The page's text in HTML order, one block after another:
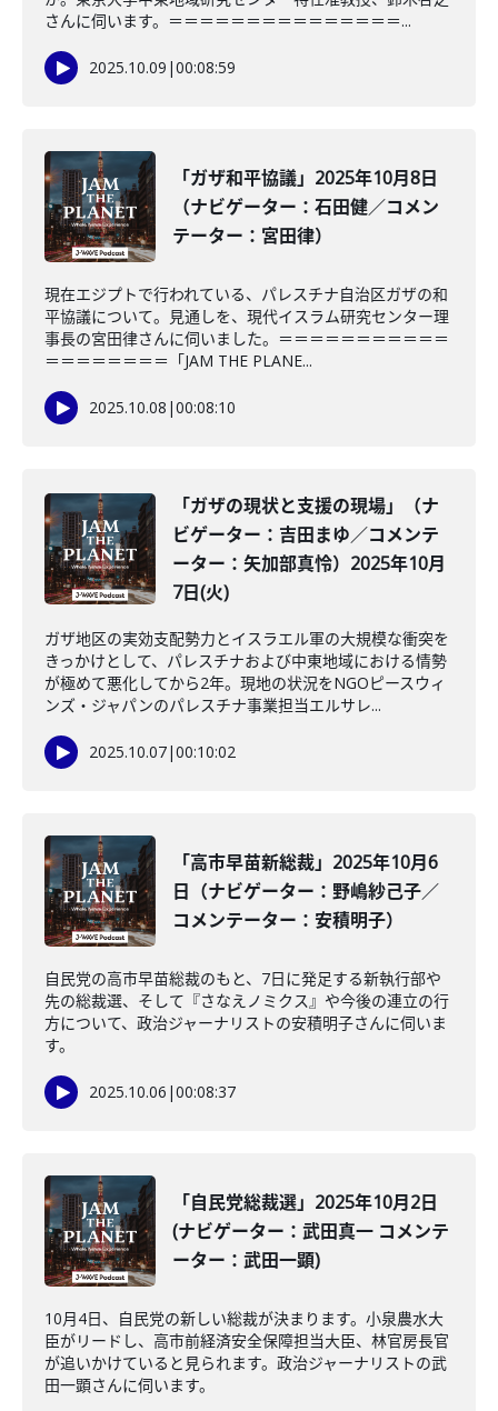
さんに伺います。＝＝＝＝＝＝＝＝＝＝＝＝＝＝＝...
2025.10.09 |00:08:59
「ガザ和平協議」2025年10月8日
（ナビゲーター：石田健／コメン
テーター：宮田律）
現在エジプトで行われている、パレスチナ自治区ガザの和
平協議について。見通しを、現代イスラム研究センター理
事長の宮田律さんに伺いました。＝＝＝＝＝＝＝＝＝＝＝
＝＝＝＝＝＝＝＝「JAM THE PLANE...
2025.10.08 |00:08:10
「ガザの現状と支援の現場」（ナ
ビゲーター：吉田まゆ／コメンテ
ーター：矢加部真怜）2025年10月
7日(火)
ガザ地区の実効支配勢力とイスラエル軍の大規模な衝突を
きっかけとして、パレスチナおよび中東地域における情勢
が極めて悪化してから2年。現地の状況をNGOピースウィ
ンズ・ジャパンのパレスチナ事業担当エルサレ...
2025.10.07|00:10:02
「高市早苗新総裁」2025年10月6
日（ナビゲーター：野嶋紗己子／
コメンテーター：安積明子）
自民党の高市早苗総裁のもと、7日に発足する新執行部や
先の総裁選、そして『さなえノミクス』や今後の連立の行
方について、政治ジャーナリストの安積明子さんに伺いま
す。
2025.10.06 |00:08:37
「自民党総裁選」2025年10月2日
(ナビゲーター：武田真一 コメンテ
ーター：武田一顕)
10月4日、自民党の新しい総裁が決まります。小泉農水大
臣がリードし、高市前経済安全保障担当大臣、林官房長官
が追いかけていると見られます。政治ジャーナリストの武
田一顕さんに伺います。